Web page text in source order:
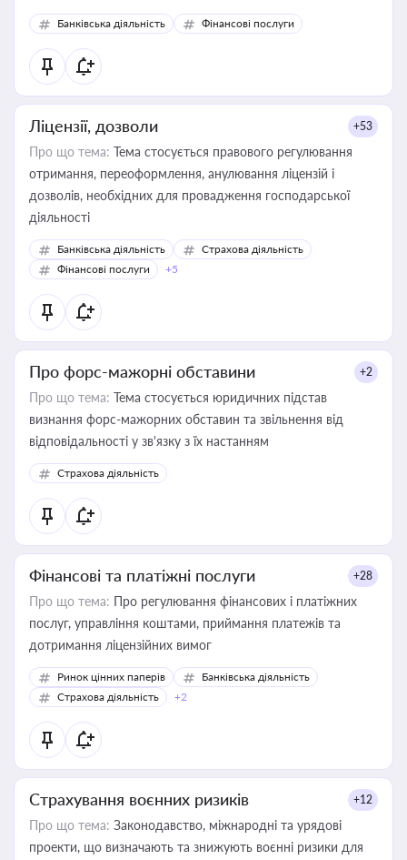
Банківська діяльність Фінансові послуги
Ліцензії, дозволи +53
Про що тема: Тема стосується правового регулювання
отримання, переоформлення, анулювання ліцензій і
дозволів, необхідних для провадження господарської
діяльності
Банківська діяльність
Страхова діяльність
Фінансові послуги
+5
Про форс-мажорні обставини +2
Про що тема: Тема стосується юридичних підстав
визнання форс-мажорних обставин та звільнення від
відповідальності у зв'язку з їх настанням
Страхова діяльність
Фінансові та платіжні послуги +28
Про що тема: Про регулювання фінансових і платіжних
послуг, управління коштами, приймання платежів та
дотримання ліцензійних вимог
Ринок цінних паперів
Банківська діяльність
Страхова діяльність
+2
Страхування воєнних ризиків +12
Про що тема: Законодавство, міжнародні та урядові
проекти, що визначають та знижують воєнні ризики для